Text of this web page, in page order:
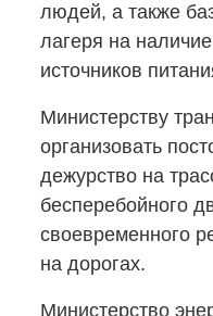
людей, а также
лагеря на
источников
Министерству
организовать
дежурство на
бесперебойного
своевременного
на дорогах.
Министерство